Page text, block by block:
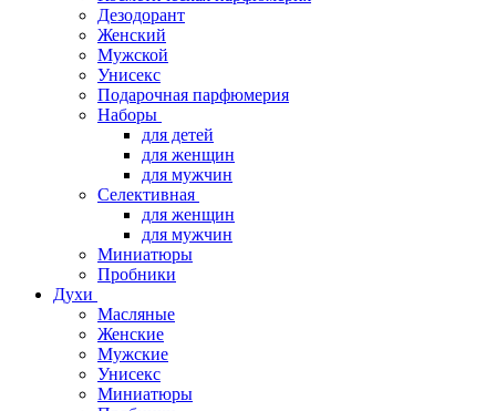
Дезодорант
Женский
Мужской
Унисекс
Подарочная парфюмерия
Наборы
для детей
для женщин
для мужчин
Селективная
для женщин
для мужчин
Миниатюры
Пробники
Духи
Масляные
Женские
Мужские
Унисекс
Миниатюры